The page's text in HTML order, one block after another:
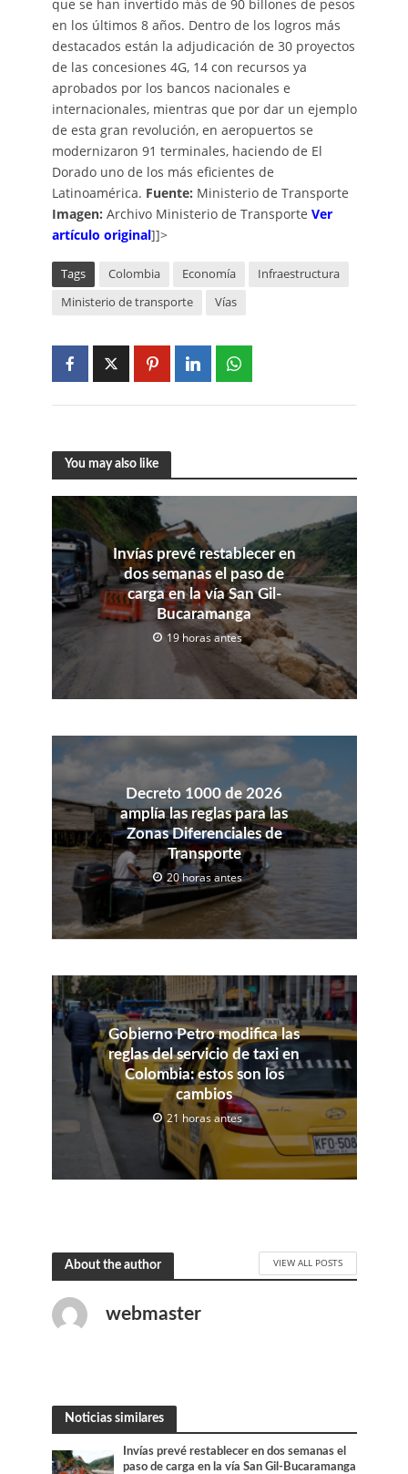
que se han invertido más de 90 billones de pesos
en los últimos 8 años. Dentro de los logros más
destacados están la adjudicación de 30 proyectos
de las concesiones 4G, 14 con recursos ya
aprobados por los bancos nacionales e
internacionales, mientras que por dar un ejemplo
de esta gran revolución, en aeropuertos se
modernizaron 91 terminales, haciendo de El
Dorado uno de los más eficientes de
Latinoamérica. Fuente: Ministerio de Transporte
Imagen: Archivo Ministerio de Transporte Ver
artículo original]]>
Tags Colombia Economía
Infraestructura
Ministerio de transporte
Vías
You may also like
Invías prevé restablecer en
dos semanas el paso de
carga en la vía San Gil-
Bucaramanga
19 horas antes
Decreto 1000 de 2026
amplía las reglas para las
Zonas Diferenciales de
Transporte
20 horas antes
Gobierno Petro modifica las
reglas del servicio de taxi en
Colombia: estos son los
cambios
21 horas antes
About the author VIEW ALL POSTS
webmaster
Noticias similares
Invías prevé restablecer en dos semanas el
paso de carga en la vía San Gil-Bucaramanga